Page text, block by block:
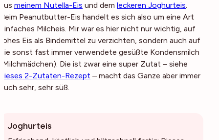
aus meinem Nutella-Eis und dem leckeren Joghurteis.
Beim Peanutbutter-Eis handelt es sich also um eine Art
einfaches Milcheis. Mir war es hier nicht nur wichtig, auf
rohes Eis als Bindemittel zu verzichten, sondern auch auf
die sonst fast immer verwendete gesüßte Kondensmilch
(Milchmädchen). Die ist zwar eine super Zutat – siehe
dieses 2-Zutaten-Rezept – macht das Ganze aber immer
auch sehr, sehr süß.
Joghurteis